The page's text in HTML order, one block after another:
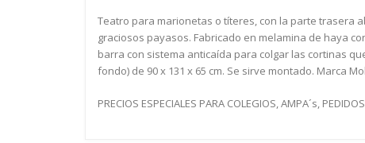
Teatro para marionetas o títeres, con la parte trasera
graciosos payasos. Fabricado en melamina de haya
barra con sistema anticaída para colgar las cortinas
fondo) de 90 x 131 x 65 cm. Se sirve montado. Marca
PRECIOS ESPECIALES PARA COLEGIOS, AMPA´s,